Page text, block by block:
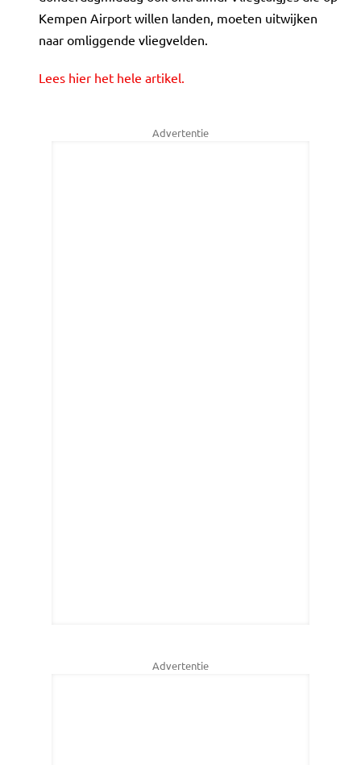
Kempen Airport willen landen, moeten uitwijken
naar omliggende vliegvelden.
Lees hier het hele artikel.
Advertentie
Advertentie